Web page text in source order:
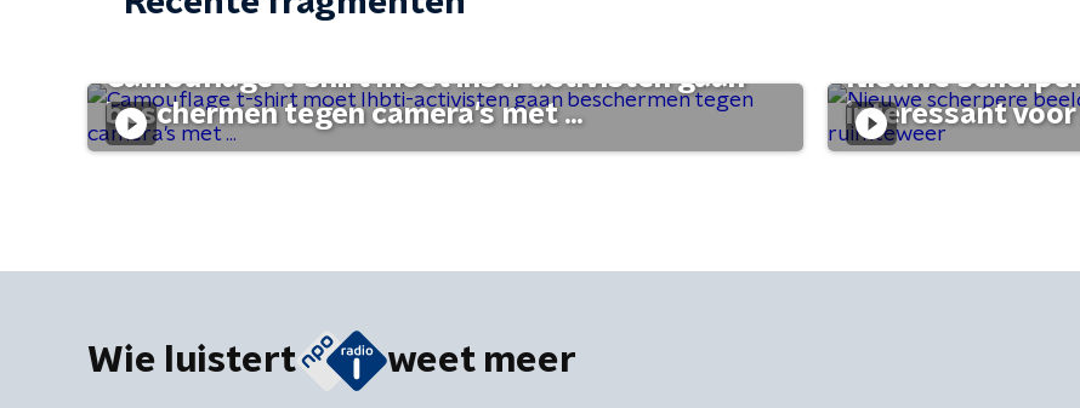
Camouflage t-shirt moet lhbti-activisten gaan
beschermen tegen camera's met ...
Nieuwe
interessant
Wie luistert weet meer